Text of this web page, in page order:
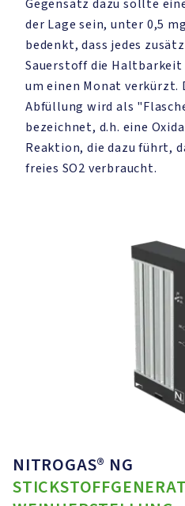
Gegensatz dazu sollte
der Lage sein, unter 0,5
bedenkt, dass jedes
Sauerstoff die Haltbarkeit
um einen Monat verkürzt.
Abfüllung wird als
bezeichnet, d.h. eine
Reaktion, die dazu führt,
freies SO2 verbraucht.
NITROGAS® NG